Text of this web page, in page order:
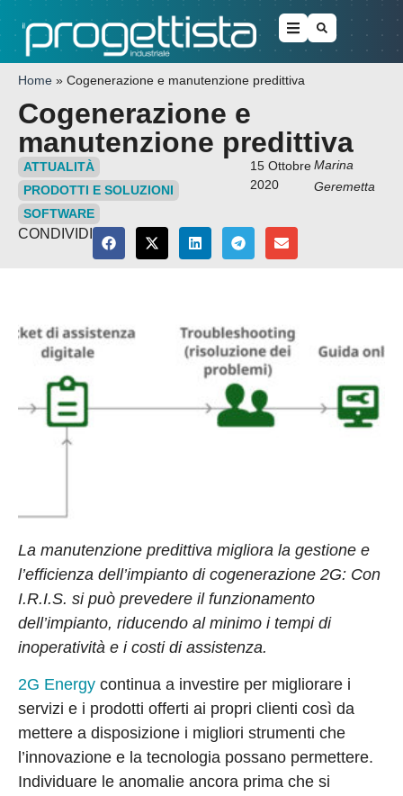
Home » Cogenerazione e manutenzione predittiva
Cogenerazione e
manutenzione predittiva
ATTUALITÀ
PRODOTTI E SOLUZIONI
SOFTWARE
15 Ottobre
2020
Marina
Geremetta
CONDIVIDI
La manutenzione predittiva migliora la gestione e
l’efficienza dell’impianto di cogenerazione 2G: Con
I.R.I.S. si può prevedere il funzionamento
dell’impianto, riducendo al minimo i tempi di
inoperatività e i costi di assistenza.
2G Energy continua a investire per migliorare i
servizi e i prodotti offerti ai propri clienti così da
mettere a disposizione i migliori strumenti che
l’innovazione e la tecnologia possano permettere.
Individuare le anomalie ancora prima che si